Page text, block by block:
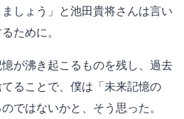
ましょう」と池田貴将さんは言い
ために。
が沸き起こるものを残し、過去
ることで、僕は「未来記憶の
ではないかと、そう思った。